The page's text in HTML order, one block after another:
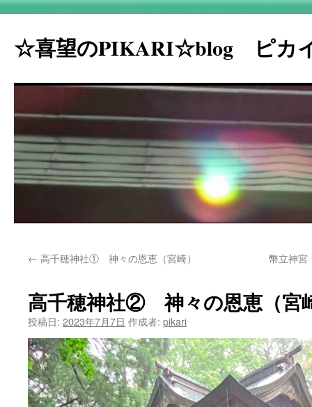
☆喜望のPIKARI☆blog ピ
ン
ン
ツ
へ
ス
← 高千穂神社① 神々の恩恵（宮崎） 幣立神
高千穂神社② 神々の恩恵（宮
投稿日: 2023年7月7日 作成者: pikari